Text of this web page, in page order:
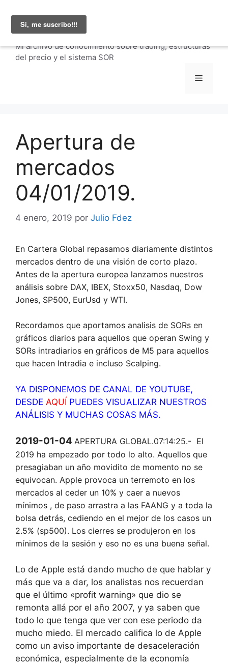
contenido
Julio Fernández |
carteraglobal.com
Mi archivo de conocimiento sobre trading, estructuras
del precio y el sistema SOR
Menú
Apertura de
mercados
04/01/2019.
4 enero, 2019 por Julio Fdez
En Cartera Global repasamos diariamente distintos
mercados dentro de una visión de corto plazo.
Antes de la apertura europea lanzamos nuestros
análisis sobre DAX, IBEX, Stoxx50, Nasdaq, Dow
Jones, SP500, EurUsd y WTI.
Recordamos que aportamos analisis de SORs en
gráficos diarios para aquellos que operan Swing y
SORs intradiarios en gráficos de M5 para aquellos
que hacen Intradia e incluso Scalping.
YA DISPONEMOS DE CANAL DE YOUTUBE,
DESDE AQUÍ PUEDES VISUALIZAR NUESTROS
ANÁLISIS Y MUCHAS COSAS MÁS.
2019-01-04 APERTURA GLOBAL.07:14:25.- El
2019 ha empezado por todo lo alto. Aquellos que
presagiaban un año movidito de momento no se
equivocan. Apple provoca un terremoto en los
mercados al ceder un 10% y caer a nuevos
mínimos , de paso arrastra a las FAANG y a toda la
bolsa detrás, cediendo en el mejor de los casos un
2.5% (sp500). Los cierres se produjeron en los
mínimos de la sesión y eso no es una buena señal.
Lo de Apple está dando mucho de que hablar y
más que va a dar, los analistas nos recuerdan
que el último «profit warning» que dio se
remonta allá por el año 2007, y ya saben que
todo lo que tenga que ver con ese periodo da
mucho miedo. El mercado califica lo de Apple
como un aviso importante de desaceleración
económica, especialmente de la economía